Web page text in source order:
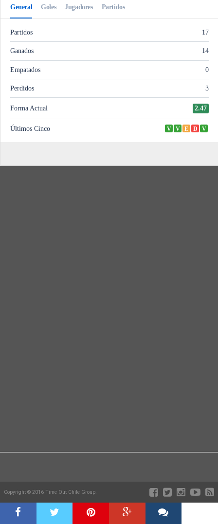
Copyright © 2016 Time Out Chile Group.